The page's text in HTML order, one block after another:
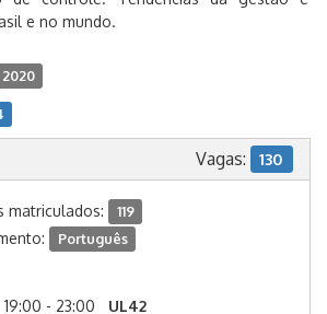
e no mundo.
2020
Vagas: 130
matriculados: 119
Português
19:00 - 23:00
UL42